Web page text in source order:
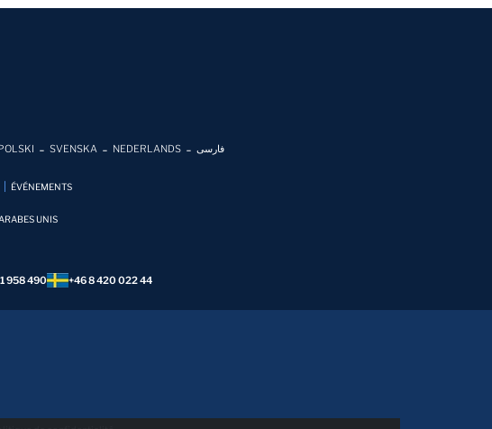
SVENSKA NEDERLANDS فارسی
ÉVÉNEMENTS
UNIS
958 490 +46 8 420 022 44